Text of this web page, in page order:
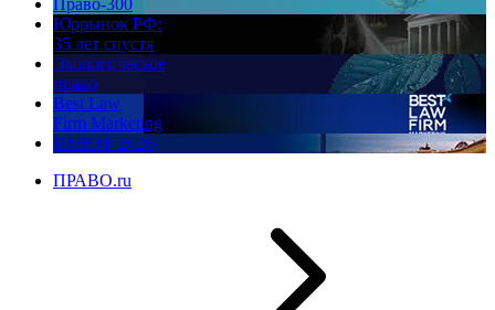
Право-300
Юррынок РФ:
35 лет спустя
Экологическое
право
Best Law
Firm Marketing
ПМЮФ 2026
ПРАВО.ru